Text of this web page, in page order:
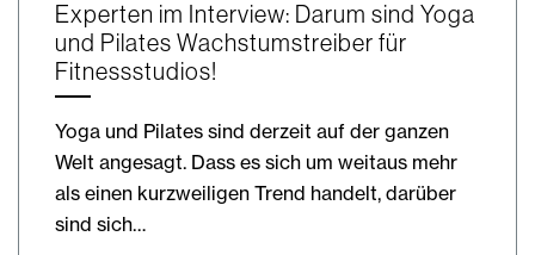
Experten im Interview: Darum sind Yoga
und Pilates Wachstumstreiber für
Fitnessstudios!
Yoga und Pilates sind derzeit auf der ganzen
Welt angesagt. Dass es sich um weitaus mehr
als einen kurzweiligen Trend handelt, darüber
sind sich…